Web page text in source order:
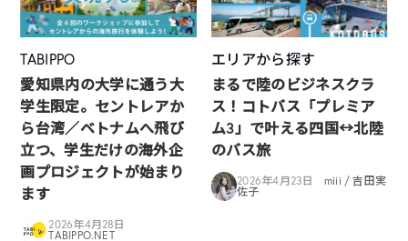
TABIPPO
愛知県内の大学に通う大
学生限定。セントレアか
ら台湾／ベトナムへ飛び
立つ、学生だけの海外企
画プロジェクトが始まり
ます
2026年4月28日
TABIPPO.NET
エリアから探す
まるで陸のビジネスクラ
ス！コトバス「プレミア
ム3」で叶える四国↔︎北陸
のバス旅
2026年4月23日
miii / 吉田実
佐子